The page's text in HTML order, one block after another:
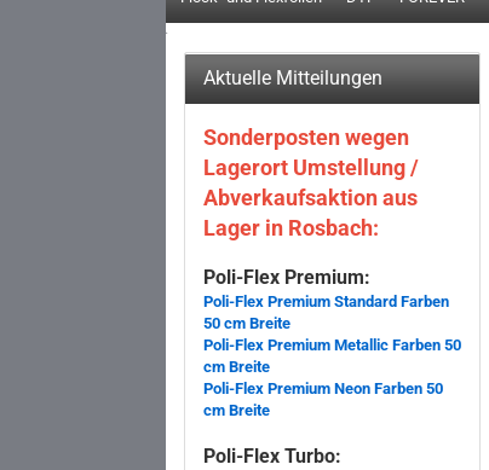
Aktuelle Mitteilungen
Sonderposten wegen
Lagerort Umstellung /
Abverkaufsaktion aus
Lager in Rosbach:
Poli-Flex Premium:
Poli-Flex Premium Standard Farben
50 cm Breite
Poli-Flex Premium Metallic Farben 50
cm Breite
Poli-Flex Premium Neon Farben 50
cm Breite
Poli-Flex Turbo: